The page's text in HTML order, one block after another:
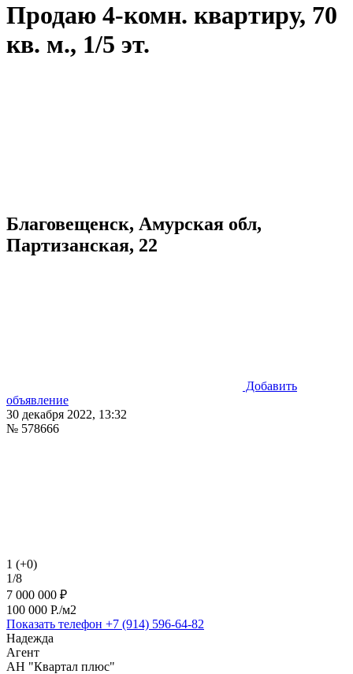
Продаю 4-комн. квартиру, 70
кв. м., 1/5 эт.
Благовещенск, Амурская обл,
Партизанская, 22
Добавить
объявление
30 декабря 2022, 13:32
№ 578666
1 (+0)
1/8
7 000 000 ₽
100 000 P./м2
Показать телефон +7 (914) 596-64-82
Надежда
Агент
АН "Квартал плюс"